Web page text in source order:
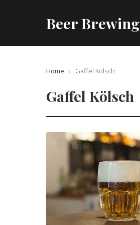
Beer Brewing
Home › Gaffel Kölsch
Gaffel Kölsch